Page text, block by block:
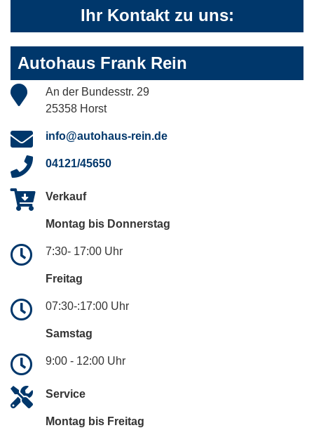
Ihr Kontakt zu uns:
Autohaus Frank Rein
An der Bundesstr. 29
25358 Horst
info@autohaus-rein.de
04121/45650
Verkauf
Montag bis Donnerstag
7:30- 17:00 Uhr
Freitag
07:30-:17:00 Uhr
Samstag
9:00 - 12:00 Uhr
Service
Montag bis Freitag